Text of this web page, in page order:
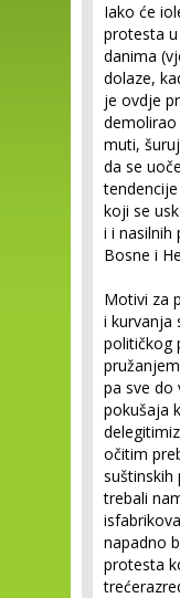
Iako će
protesta
danima
dolaze,
je ovdje
demolirao
muti,
da se
koji se
i i nasilnih
Bosne i
Motivi za
i kurvanja
političkog
pa sve do
pokušaja
očitim
trebali
napadno
protesta